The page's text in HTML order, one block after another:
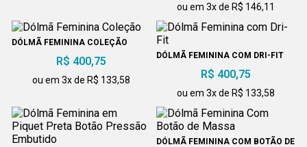
ou em 3x de R$ 146,11
DÓLMÃ FEMININA COLEÇÃO
R$ 400,75
ou em 3x de R$ 133,58
DÓLMÃ FEMININA COM DRI-FIT
R$ 400,75
ou em 3x de R$ 133,58
DÓLMÃ FEMININA COM BOTÃO DE